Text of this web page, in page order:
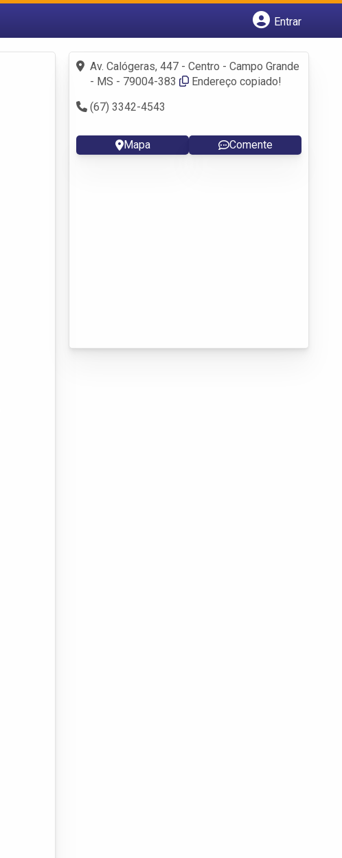
Entrar
Fazer login
Criar conta
Av. Calógeras, 447 - Centro - Campo Grande
- MS - 79004-383
Endereço copiado!
(67) 3342-4543
Mapa Comente